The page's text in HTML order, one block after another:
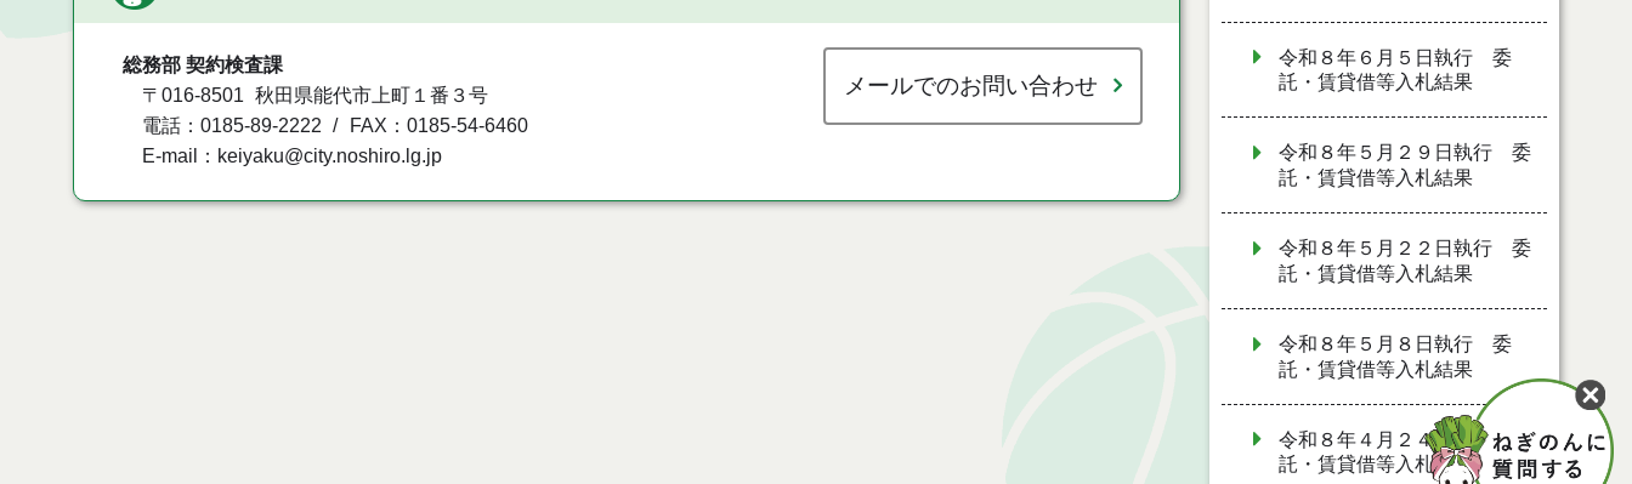
総務部 契約検査課
〒016-8501
秋田県能代市上町１番３号
電話：0185-89-2222
FAX：0185-54-6460
E-mail：keiyaku@city.noshiro.lg.jp
メールでのお問い合わせ
令和８年６月５日執行 委
託・賃貸借等入札結果
令和８年５月２９日執行 委
託・賃貸借等入札結果
令和８年５月２２日執行 委
託・賃貸借等入札結果
令和８年５月８日執行 委
託・賃貸借等入札結果
令和８年４月２４日執行 委
託・賃貸借等入札結果